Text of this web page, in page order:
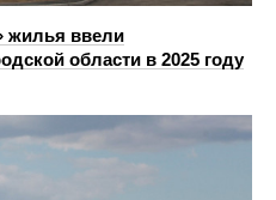
жилья ввели
области в 2025 году